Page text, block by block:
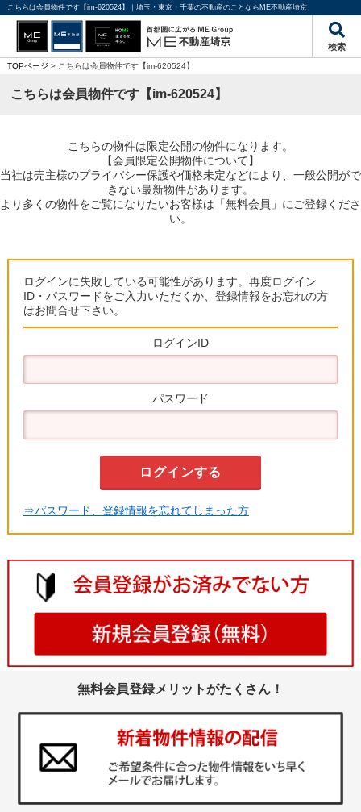
こちらは会員物件です【im-620524】｜埼玉・東京・千葉の不動産のことならME不動産埼京
検索
TOPページ > こちらは会員物件です【im-620524】
こちらは会員物件です【im-620524】
こちらの物件は限定公開の物件になります。
【会員限定公開物件について】
当社は売主様のプライバシー保護や価格未定などにより、一般公開がで
きない最新物件があります。
より多くの物件をご覧になりたいお客様は「無料会員」にご登録くださ
い。
ログインに失敗している可能性があります。再度ログイン
ID・パスワードをご入力いただくか、登録情報をお忘れの方
はお問合せ下さい。
ログインID
パスワード
⇒パスワード、登録情報を忘れてしまった方
無料会員登録メリットがたくさん！